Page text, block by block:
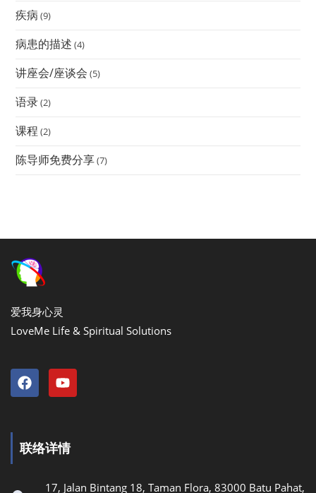
疾病 (9)
病患的描述 (4)
讲座会/座谈会 (5)
语录(2)
课程 (2)
陈导师免费分享(7)
爱我身心灵
LoveMe Life & Spiritual Solutions
联络详情
17, Jalan Bintang 18, Taman Flora, 83000 Batu Pahat,